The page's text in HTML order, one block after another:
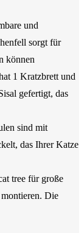
und
sorgt für
können
1 Kratzbrett und
gefertigt, das
sind mit
das Ihrer Katze
tree für große
Die